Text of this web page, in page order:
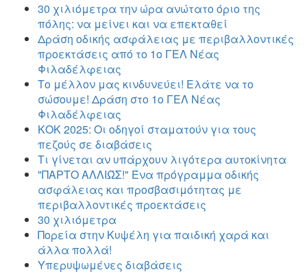
30 χιλιόμετρα την ώρα ανώτατο όριο της
πόλης: να μείνει και να επεκταθεί
Δράση οδικής ασφάλειας με περιβαλλοντικές
προεκτάσεις από το 1ο ΓΕΛ Νέας
Φιλαδέλφειας
Το μέλλον μας κινδυνεύει! Ελάτε να το
σώσουμε! Δράση στο 1ο ΓΕΛ Νέας
Φιλαδέλφειας
ΚΟΚ 2025: Οι οδηγοί σταματούν για τους
πεζούς σε διαβάσεις
Τι γίνεται αν υπάρχουν λιγότερα αυτοκίνητα
"ΠΑΡΤΟ ΑΛΛΙΏΣ!" Ένα πρόγραμμα οδικής
ασφάλειας και προσβασιμότητας με
περιβαλλοντικές προεκτάσεις
30 χιλιόμετρα
Πορεία στην Κυψέλη για παιδική χαρά και
άλλα πολλά!
Υπερυψωμένες διαβάσεις